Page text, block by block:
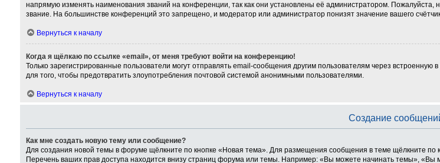
напрямую изменять наименования званий на конференции, так как они установлены её администратором.
звание. На большинстве конференций это запрещено, и модератор или администратор понизят значение вашего
Вернуться к началу
Когда я щёлкаю по ссылке «email», от меня требуют войти на конференцию!
Только зарегистрированные пользователи могут отправлять email-сообщения другим пользователям через
для того, чтобы предотвратить злоупотребления почтовой системой анонимными пользователями.
Вернуться к началу
Создание
Как мне создать новую тему или сообщение?
Для создания новой темы в форуме щёлкните по кнопке «Новая тема». Для размещения сообщения в теме щёлкните по
Перечень ваших прав доступа находится внизу страниц форума или темы. Например: «Вы можете начинать темы», «Вы